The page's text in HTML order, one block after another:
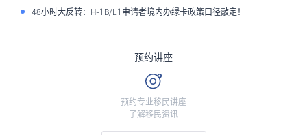
48小时大反转：H-1B/L1申请者境内办绿卡政策口径敲定！
预约讲座
预约专业移民讲座
了解移民资讯